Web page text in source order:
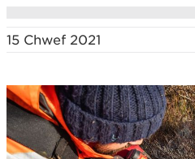
15 Chwef 2021